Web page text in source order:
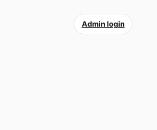
Admin login